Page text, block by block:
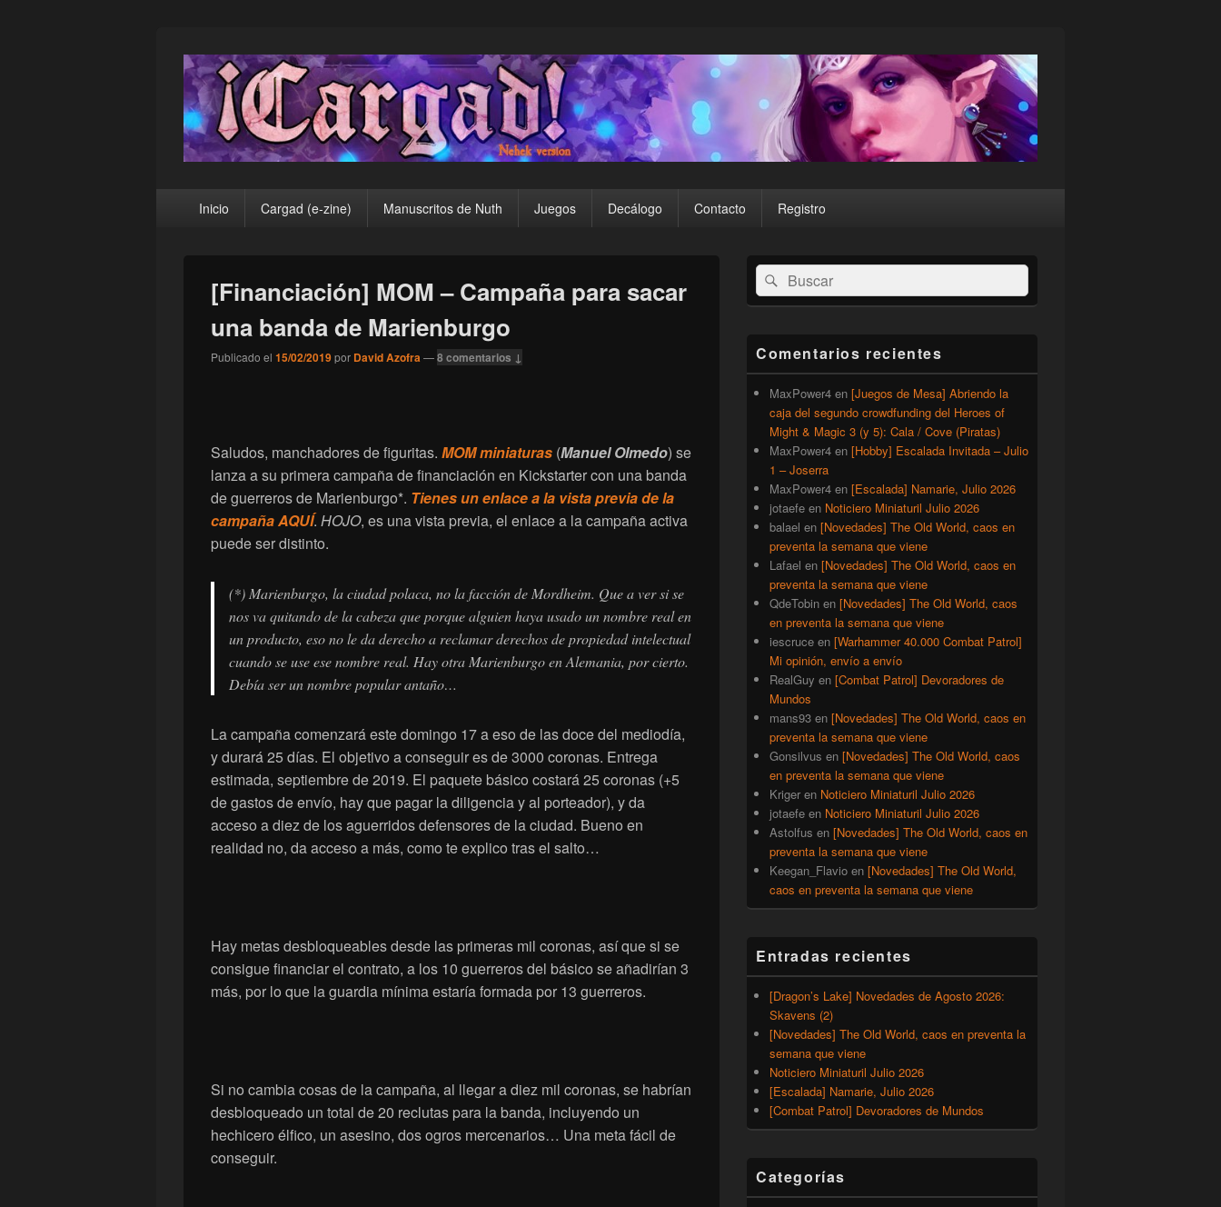
¡Cargad!
principalInicio Cargad (e-zine) Manuscritos de Nuth Juegos Decálogo Contacto Registro
[Financiación] MOM – Campaña para sacar
una banda de Marienburgo
Publicado el 15/02/2019por David Azofra—8 comentarios ↓
Saludos, manchadores de figuritas. MOM miniaturas (Manuel Olmedo) se
lanza a su primera campaña de financiación en Kickstarter con una banda
de guerreros de Marienburgo*. Tienes un enlace a la vista previa de la
campaña AQUÍ.HOJO, es una vista previa, el enlace a la campaña activa
puede ser distinto.
(*) Marienburgo, la ciudad polaca, no la facción de Mordheim. Que a ver si se
nos va quitando de la cabeza que porque alguien haya usado un nombre real en
un producto, eso no le da derecho a reclamar derechos de propiedad intelectual
cuando se use ese nombre real. Hay otra Marienburgo en Alemania, por cierto.
Debía ser un nombre popular antaño…
La campaña comenzará este domingo 17 a eso de las doce del mediodía,
y durará 25 días. El objetivo a conseguir es de 3000 coronas. Entrega
estimada, septiembre de 2019. El paquete básico costará 25 coronas (+5
de gastos de envío, hay que pagar la diligencia y al porteador), y da
acceso a diez de los aguerridos defensores de la ciudad. Bueno en
realidad no, da acceso a más, como te explico tras el salto…
Hay metas desbloqueables desde las primeras mil coronas, así que si se
consigue financiar el contrato, a los 10 guerreros del básico se añadirían 3
más, por lo que la guardia mínima estaría formada por 13 guerreros.
Si no cambia cosas de la campaña, al llegar a diez mil coronas, se habrían
desbloqueado un total de 20 reclutas para la banda, incluyendo un
hechicero élfico, un asesino, dos ogros mercenarios… Una meta fácil de
conseguir.
El
área
de
lateral
primaria
Buscar
por:
Buscar
Comentarios recientes
MaxPower4 en [Juegos de Mesa] Abriendo la
caja del segundo crowdfunding del Heroes of
Might & Magic 3 (y 5): Cala / Cove (Piratas)
MaxPower4 en [Hobby] Escalada Invitada – Julio
1 – Joserra
MaxPower4 en [Escalada] Namarie, Julio 2026
jotaefe en Noticiero Miniaturil Julio 2026
balael en [Novedades] The Old World, caos en
preventa la semana que viene
Lafael en [Novedades] The Old World, caos en
preventa la semana que viene
QdeTobin en [Novedades] The Old World, caos
en preventa la semana que viene
iescruce en [Warhammer 40.000 Combat Patrol]
Mi opinión, envío a envío
RealGuy en [Combat Patrol] Devoradores de
Mundos
mans93 en [Novedades] The Old World, caos en
preventa la semana que viene
Gonsilvus en [Novedades] The Old World, caos
en preventa la semana que viene
Kriger en Noticiero Miniaturil Julio 2026
jotaefe en Noticiero Miniaturil Julio 2026
Astolfus en [Novedades] The Old World, caos en
preventa la semana que viene
Keegan_Flavio en [Novedades] The Old World,
caos en preventa la semana que viene
Entradas recientes
[Dragon’s Lake] Novedades de Agosto 2026:
Skavens (2)
[Novedades] The Old World, caos en preventa la
semana que viene
Noticiero Miniaturil Julio 2026
[Escalada] Namarie, Julio 2026
[Combat Patrol] Devoradores de Mundos
Categorías